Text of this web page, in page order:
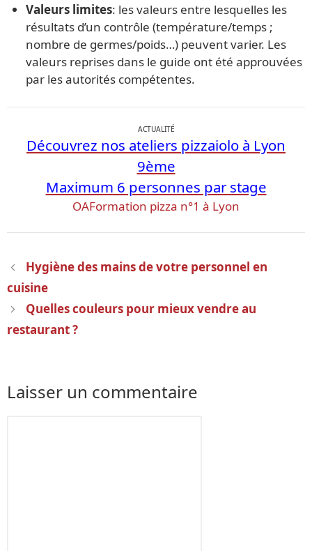
Valeurs limites: les valeurs entre lesquelles les
résultats d’un contrôle (température/temps ;
nombre de germes/poids…) peuvent varier. Les
valeurs reprises dans le guide ont été approuvées
par les autorités compétentes.
ACTUALITÉ
Découvrez nos ateliers pizzaiolo à Lyon
9ème
Maximum 6 personnes par stage
OAFormation pizza n°1 à Lyon
Navigation
des
Hygiène des mains de votre personnel en
cuisine
Quelles couleurs pour mieux vendre au
restaurant ?
Laisser un commentaire